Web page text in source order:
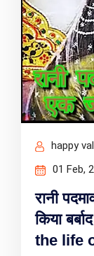
happy
01 Feb,
रानी
किया
the life